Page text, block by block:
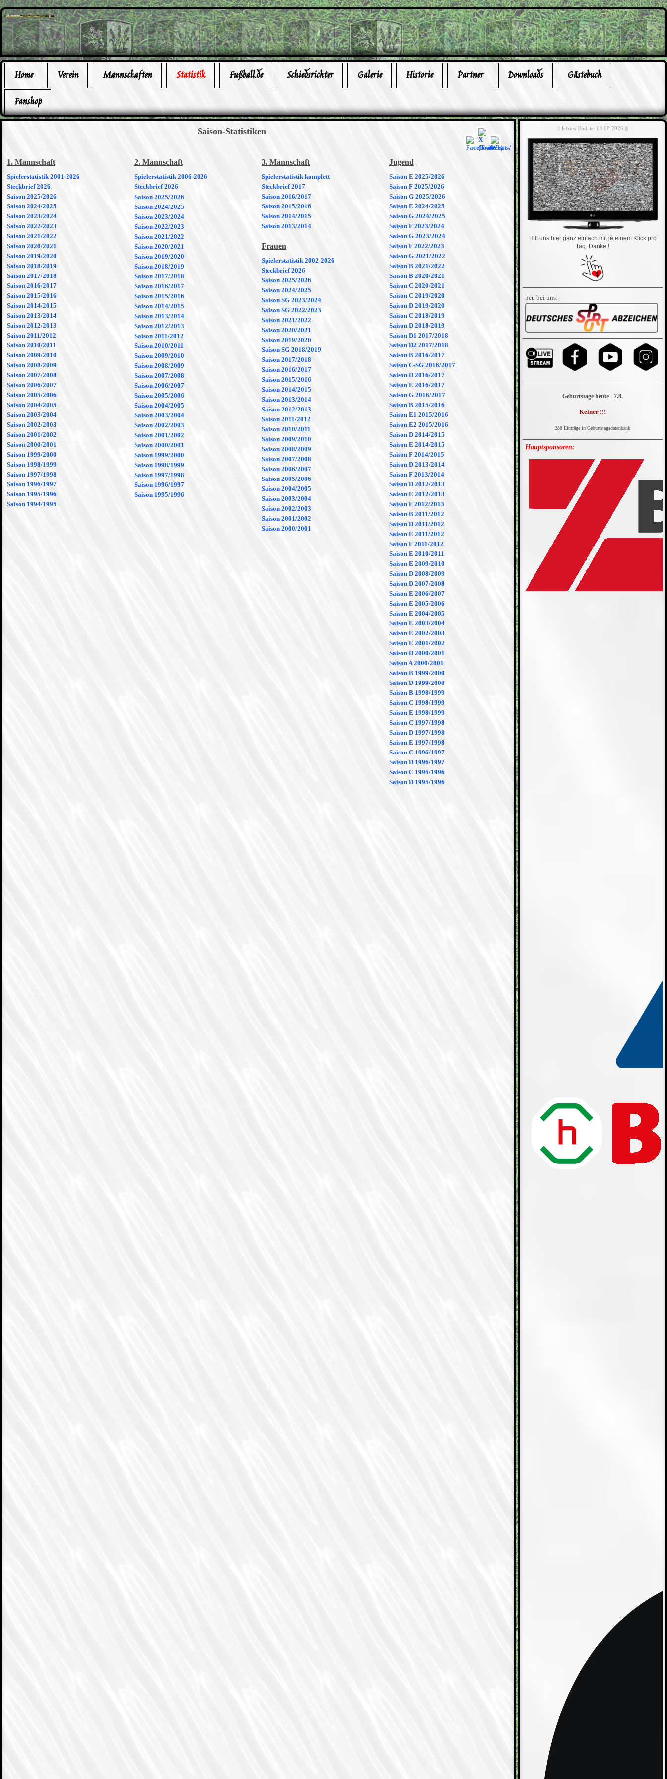
Home Verein Mannschaften Statistik Fußball.de Schiedsrichter Galerie Historie Partner Downloads
Gästebuch
Fanshop
||| letztes Update: 04.08.2026 |||
Hilf uns hier ganz einfach mit je einem Klick pro
Tag. Danke !
neu bei uns:
Geburtstage heute - 7.8.
Keiner !!!
288 Einträge in Geburtstagsdatenbank
Hauptsponsoren:
Saison-Statistiken
1. Mannschaft
Spielerstatistik 2001-2026
Steckbrief 2026
Saison 2025/2026
Saison 2024/2025
Saison 2023/2024
Saison 2022/2023
Saison 2021/2022
Saison 2020/2021
Saison 2019/2020
Saison 2018/2019
Saison 2017/2018
Saison 2016/2017
Saison 2015/2016
Saison 2014/2015
Saison 2013/2014
Saison 2012/2013
Saison 2011/2012
Saison 2010/2011
Saison 2009/2010
Saison 2008/2009
Saison 2007/2008
Saison 2006/2007
Saison 2005/2006
Saison 2004/2005
Saison 2003/2004
Saison 2002/2003
Saison 2001/2002
Saison 2000/2001
Saison 1999/2000
Saison 1998/1999
Saison 1997/1998
Saison 1996/1997
Saison 1995/1996
Saison 1994/1995
2. Mannschaft
Spielerstatistik 2006-2026
Steckbrief 2026
Saison 2025/2026
Saison 2024/2025
Saison 2023/2024
Saison 2022/2023
Saison 2021/2022
Saison 2020/2021
Saison 2019/2020
Saison 2018/2019
Saison 2017/2018
Saison 2016/2017
Saison 2015/2016
Saison 2014/2015
Saison 2013/2014
Saison 2012/2013
Saison 2011/2012
Saison 2010/2011
Saison 2009/2010
Saison 2008/2009
Saison 2007/2008
Saison 2006/2007
Saison 2005/2006
Saison 2004/2005
Saison 2003/2004
Saison 2002/2003
Saison 2001/2002
Saison 2000/2001
Saison 1999/2000
Saison 1998/1999
Saison 1997/1998
Saison 1996/1997
Saison 1995/1996
3. Mannschaft
Spielerstatistik komplett
Steckbrief 2017
Saison 2016/2017
Saison 2015/2016
Saison 2014/2015
Saison 2013/2014
Frauen
Spielerstatistik 2002-2026
Steckbrief 2026
Saison 2025/2026
Saison 2024/2025
Saison SG 2023/2024
Saison SG 2022/2023
Saison 2021/2022
Saison 2020/2021
Saison 2019/2020
Saison SG 2018/2019
Saison 2017/2018
Saison 2016/2017
Saison 2015/2016
Saison 2014/2015
Saison 2013/2014
Saison 2012/2013
Saison 2011/2012
Saison 2010/2011
Saison 2009/2010
Saison 2008/2009
Saison 2007/2008
Saison 2006/2007
Saison 2005/2006
Saison 2004/2005
Saison 2003/2004
Saison 2002/2003
Saison 2001/2002
Saison 2000/2001
Jugend
Saison E 2025/2026
Saison F 2025/2026
Saison G 2025/2026
Saison E 2024/2025
Saison G 2024/2025
Saison F 2023/2024
Saison G 2023/2024
Saison F 2022/2023
Saison G 2021/2022
Saison B 2021/2022
Saison B 2020/2021
Saison C 2020/2021
Saison C 2019/2020
Saison D 2019/2020
Saison C 2018/2019
Saison D 2018/2019
Saison D1 2017/2018
Saison D2 2017/2018
Saison B 2016/2017
Saison C-SG 2016/2017
Saison D 2016/2017
Saison E 2016/2017
Saison G 2016/2017
Saison B 2015/2016
Saison E1 2015/2016
Saison E2 2015/2016
Saison D 2014/2015
Saison E 2014/2015
Saison F 2014/2015
Saison D 2013/2014
Saison F 2013/2014
Saison D 2012/2013
Saison E 2012/2013
Saison F 2012/2013
Saison B 2011/2012
Saison D 2011/2012
Saison E 2011/2012
Saison F 2011/2012
Saison E 2010/2011
Saison E 2009/2010
Saison D 2008/2009
Saison D 2007/2008
Saison E 2006/2007
Saison E 2005/2006
Saison E 2004/2005
Saison E 2003/2004
Saison E 2002/2003
Saison E 2001/2002
Saison D 2000/2001
Saison A 2000/2001
Saison B 1999/2000
Saison D 1999/2000
Saison B 1998/1999
Saison C 1998/1999
Saison E 1998/1999
Saison C 1997/1998
Saison D 1997/1998
Saison E 1997/1998
Saison C 1996/1997
Saison D 1996/1997
Saison C 1995/1996
Saison D 1995/1996